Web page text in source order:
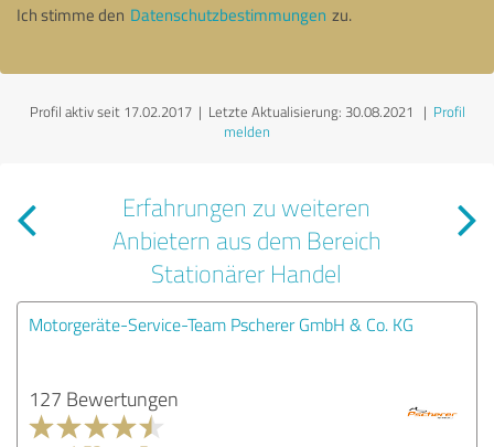
Ich stimme den Datenschutzbestimmungen zu.
Profil aktiv seit 17.02.2017 | Letzte Aktualisierung: 30.08.2021 | Profil
melden
Erfahrungen zu weiteren
Anbietern aus dem Bereich
Stationärer Handel
Motorgeräte-Service-Team Pscherer GmbH & Co. KG
127 Bewertungen